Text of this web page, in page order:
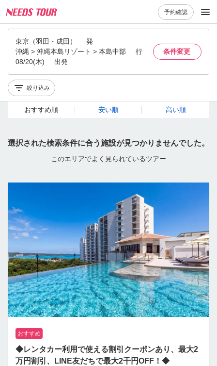
予約確認
東京（羽田・成田）
発
沖縄 > 沖縄本島リゾート > 本島中部
行
08/20(木)
出発
条件変更
絞り込み
おすすめ順 安い順 高い順
選択された検索条件に合う施設が見つかりませんでした。
このエリアでよく見られているツアー
おすすめ
◆レンタカー利用で使える割引クーポンあり、最大2
万円割引、LINE友だちで最大2千円OFF！◆